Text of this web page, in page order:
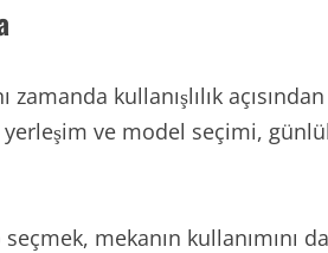
kullanışlılık
ve model seçimi, günlük
mekanın kullanımını